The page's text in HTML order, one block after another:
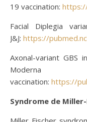
19 vaccination:
Facial Diplegia
J&J: https://
Axonal-variant GBS
Moderna
vaccination: https://
Syndrome de